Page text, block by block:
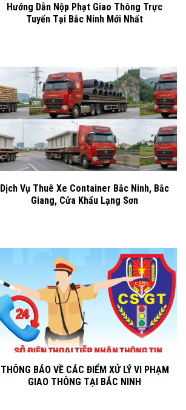
Hướng Dẫn Nộp Phạt Giao Thông Trực
Tuyến Tại Bắc Ninh Mới Nhất
Dịch Vụ Thuê Xe Container Bắc Ninh, Bắc
Giang, Cửa Khẩu Lạng Sơn
THÔNG BÁO VỀ CÁC ĐIỂM XỬ LÝ VI PHẠM
GIAO THÔNG TẠI BẮC NINH